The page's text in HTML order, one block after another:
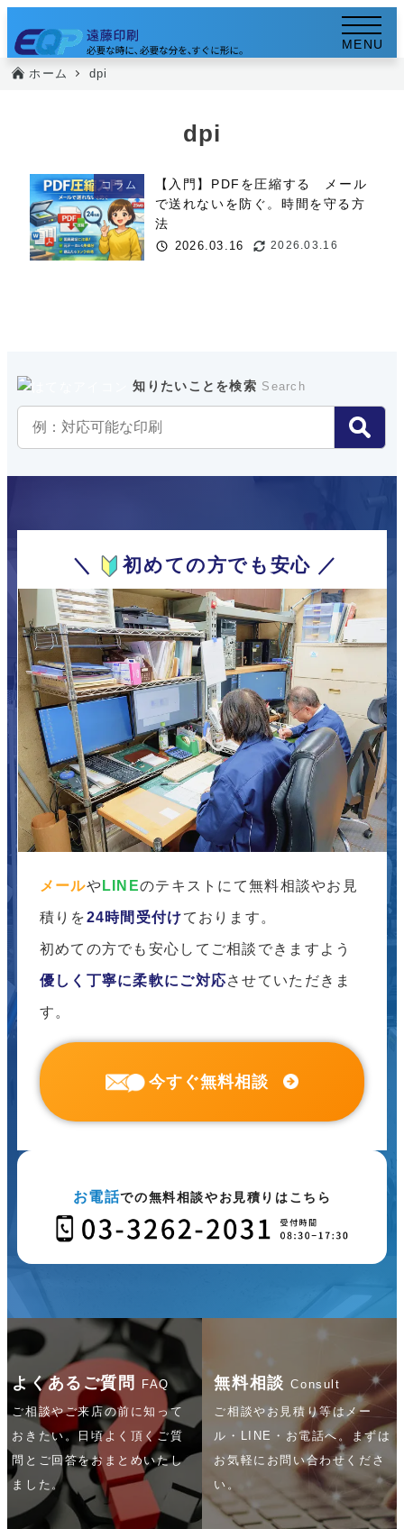
イ
ン
MENU
ホーム dpi
dpi
コラム
【入門】PDFを圧縮する メール
で送れないを防ぐ。時間を守る方
法
投稿日
2026.03.16
更新日
2026.03.16
知りたいことを検索 Search
＼ 初めての方でも安心 ／
メールや LINEのテキストにて無料相談やお見
積りを24時間受付けております。
初めての方でも安心してご相談できますよう
優しく丁寧に柔軟にご対応させていただきま
す。
今すぐ無料相談
お電話での無料相談やお見積りはこちら
よくあるご質問 FAQ
ご相談やご来店の前に知って
おきたい。 日頃よく頂くご質
問とご回答をおまとめいたし
ました。
無料相談Consult
ご相談やお見積り等はメー
ル・LINE・お電話へ。
まずは
お気軽にお問い合わせくださ
い。